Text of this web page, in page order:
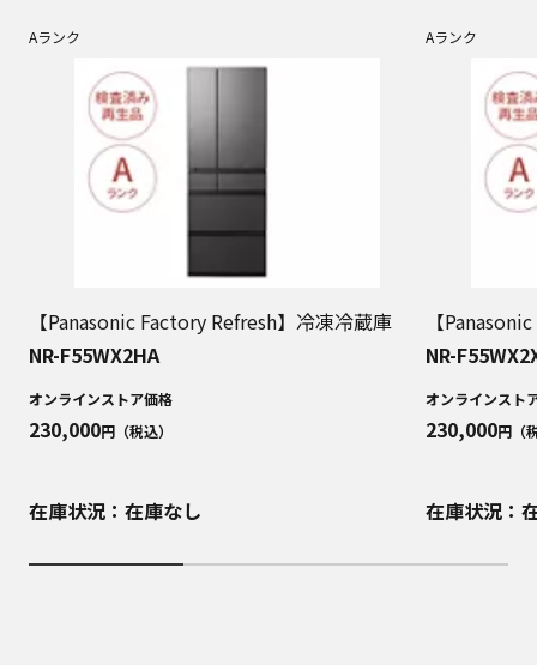
Aランク
【Panasonic Factory Refresh】冷凍冷蔵庫
NR-F55WX2HA
オンラインストア価格
230,000円（税込）
在庫状況：在庫なし
Aランク
【
NR-
オンラインスト
230,000円（
在庫状況：